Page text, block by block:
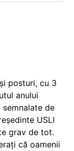
posturi, cu 3
anului
de
USLI
grav de tot.
că oamenii